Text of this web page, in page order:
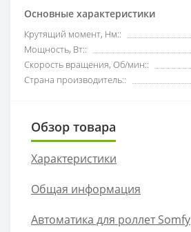
Основные характеристики
Крутящий момент, Нм::
Мощность, Вт::
Скорость вращения, Об/мин::
Страна производитель::
Обзор товара
Характеристики
Общая информация
Автоматика для роллет Somfy